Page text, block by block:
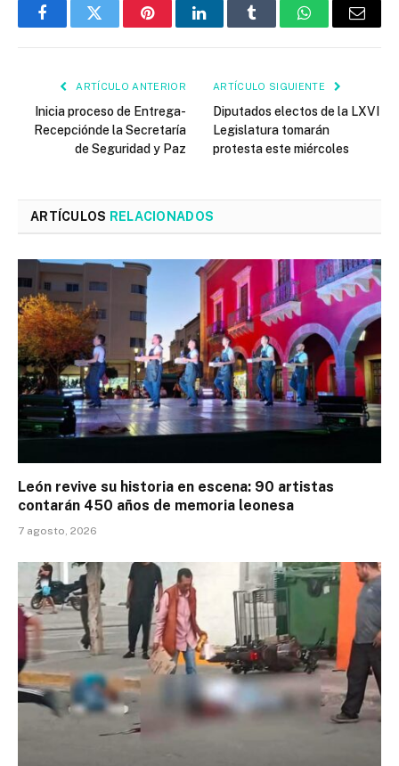
FacebookTwitter PinterestLinkedInTumblr WhatsAppEmail
ARTÍCULO ANTERIOR
Inicia proceso de Entrega-
Recepciónde la Secretaría
de Seguridad y Paz
ARTÍCULO SIGUIENTE
Diputados electos de la LXVI
Legislatura tomarán
protesta este miércoles
ARTÍCULOS RELACIONADOS
León revive su historia en escena: 90 artistas
contarán 450 años de memoria leonesa
7 agosto, 2026